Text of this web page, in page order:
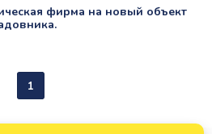
фирма на новый объект
1